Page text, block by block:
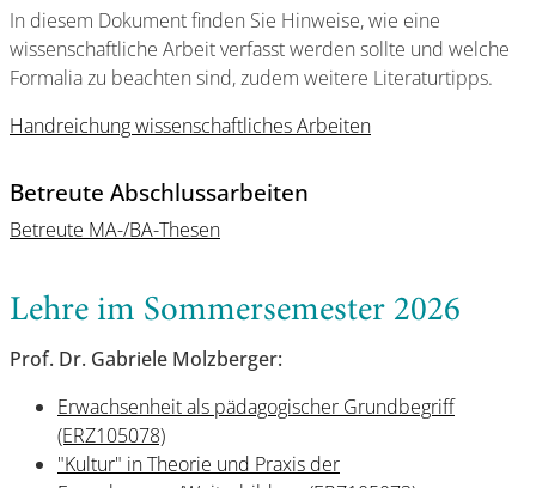
In diesem Dokument finden Sie Hinweise, wie eine
wissenschaftliche Arbeit verfasst werden sollte und welche
Formalia zu beachten sind, zudem weitere Literaturtipps.
Handreichung wissenschaftliches Arbeiten
Betreute Abschlussarbeiten
Betreute MA-/BA-Thesen
Lehre im Sommersemester 2026
Prof. Dr. Gabriele Molzberger:
Erwachsenheit als pädagogischer Grundbegriff
(ERZ105078)
"Kultur" in Theorie und Praxis der